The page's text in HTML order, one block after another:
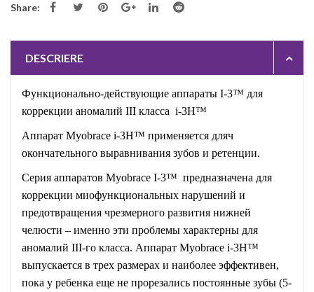
Share:
DESCRIERE
Функционально-действующие аппараты I-3™ для
коррекции аномалий III класса i-3H™
Аппарат Myobrace i-3H™ применяется дляч
окончательного выравнивания зубов и ретенции.
Серия аппаратов Myobrace I-3™ предназначена для
коррекции миофункциональных нарушений и
предотвращения чрезмерного развития нижней
челюсти – именно эти проблемы характерны для
аномалий III-го класса. Аппарат Myobrace i-3H™
выпускается в трех размерах и наиболее эффективен,
пока у ребенка еще не прорезались постоянные зубы (5-